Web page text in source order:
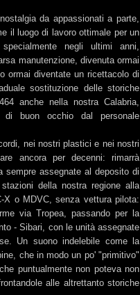
da appassionati a parte,
il luogo di lavoro ottimale per un
negli ultimi anni,
manutenzione, divenuta ormai
ormai diventate un ricettacolo di
sostituzione delle storiche
anche nella nostra Calabria,
buon occhio dal personale
nei nostri plastici e nei nostri
ancora per decenni: rimarrà
sempre assegnate al deposito di
della nostra regione alla
o MDVC, senza vettura pilota:
via Tropea, passando per la
- Sibari, con le unità assegnate
Un suono indelebile come la
che in modo un po' "primitivo"
puntualmente non poteva non
alle altrettanto storiche